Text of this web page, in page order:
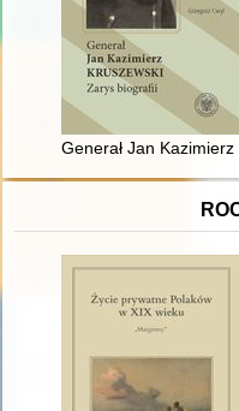
Generał Jan